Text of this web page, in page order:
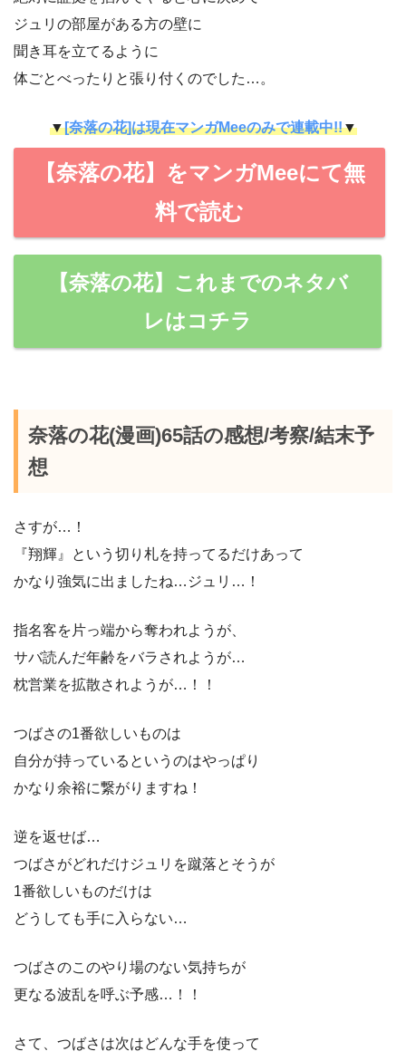
ジュリの部屋がある方の壁に
聞き耳を立てるように
体ごとべったりと張り付くのでした…。
▼[奈落の花]は現在マンガMeeのみで連載中!!▼
【奈落の花】をマンガMeeにて無
料で読む
【奈落の花】これまでのネタバ
レはコチラ
奈落の花(漫画)65話の感想/考察/結末予
想
さすが…！
『翔輝』という切り札を持ってるだけあって
かなり強気に出ましたね…ジュリ…！
指名客を片っ端から奪われようが、
サバ読んだ年齢をバラされようが…
枕営業を拡散されようが…！！
つばさの1番欲しいものは
自分が持っているというのはやっぱり
かなり余裕に繋がりますね！
逆を返せば…
つばさがどれだけジュリを蹴落とそうが
1番欲しいものだけは
どうしても手に入らない…
つばさのこのやり場のない気持ちが
更なる波乱を呼ぶ予感…！！
さて、つばさは次はどんな手を使って